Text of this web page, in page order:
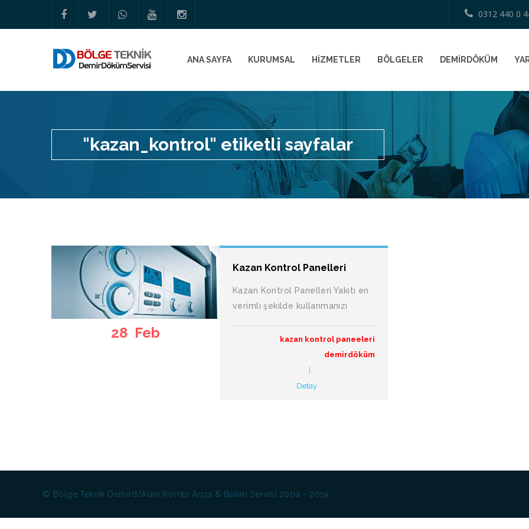
0312 440 0
ANA SAYFA KURUMSAL HİZMETLER BÖLGELER DEMİRDÖKÜM
"kazan_kontrol" etiketli sayfalar
28 Feb
Kazan Kontrol Panelleri
Kazan Kontrol Panelleri Yakıtı en
verimli şekilde kullanmanızı
kazan kontrol paneeleri
demirdöküm
Detay
© Bölge Teknik Demirdöküm Kombi Arıza & Bakım Servisi 2004 - 2019